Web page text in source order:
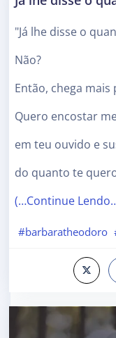
"Já lhe disse o
Não?
Então, chega
Quero encostar
em teu ouvido e
do quanto te
(…Continue
#barbaratheodoro